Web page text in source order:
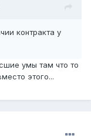
контракта у
умы там что то
этого...